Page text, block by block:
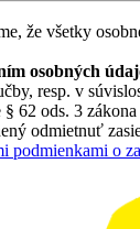
že všetky
osobných
resp. v
§ 62 ods. 3
odmietnuť
podmienkami o